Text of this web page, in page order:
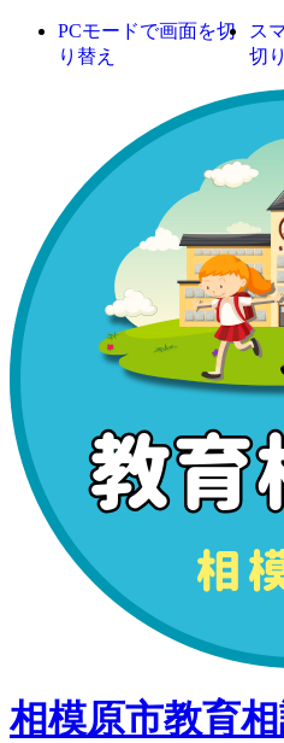
PCモードで画面を切
り替え
ス
切
相模原市教育